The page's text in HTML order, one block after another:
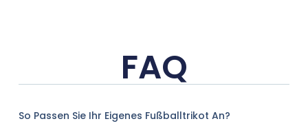
FAQ
So Passen Sie Ihr Eigenes Fußballtrikot An?